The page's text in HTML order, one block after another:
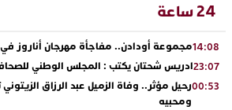
24 ساعة
14:08مجموعة أودادن.. مفاجأة مهرجان أناروز في
23:07ادريس شحتان يكتب : المجلس الوطني
00:53رحيل مؤثر.. وفاة الزميل عبد الرزاق الزيتوني
ومحبيه